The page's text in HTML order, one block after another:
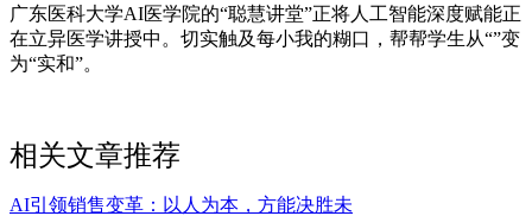
广东医科大学AI医学院的“聪慧讲堂”正将人工智能深度赋能正
在立异医学讲授中。切实触及每小我的糊口，帮帮学生从“”变
为“实和”。
相关文章推荐
AI引领销售变革：以人为本，方能决胜未